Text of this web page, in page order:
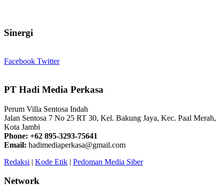
Sinergi
Facebook Twitter
PT Hadi Media Perkasa
Perum Villa Sentosa Indah
Jalan Sentosa 7 No 25 RT 30, Kel. Bakung Jaya, Kec. Paal Merah,
Kota Jambi
Phone: +62 895-3293-75641
Email: hadimediaperkasa@gmail.com
Redaksi | Kode Etik | Pedoman Media Siber
Network